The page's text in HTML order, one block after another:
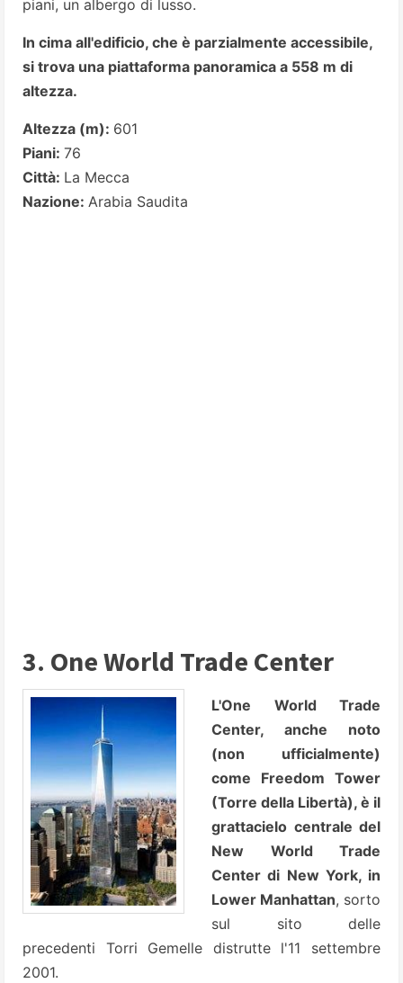
piani, un albergo di lusso.
In cima all'edificio, che è parzialmente accessibile,
si trova una piattaforma panoramica a 558 m di
altezza.
Altezza (m): 601
Piani: 76
Città: La Mecca
Nazione: Arabia Saudita
3. One World Trade Center
L'One World Trade
Center, anche noto
(non ufficialmente)
come Freedom Tower
(Torre della Libertà), è il
grattacielo centrale del
New World Trade
Center di New York, in
Lower Manhattan, sorto
sul sito delle
precedenti Torri Gemelle distrutte l'11 settembre
2001.